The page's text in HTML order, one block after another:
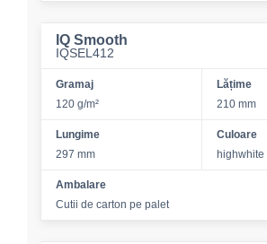
IQ Smooth
IQSEL412
Gramaj
120 g/m²
Lățime
210 mm
Lungime
297 mm
Culoare
highwhite
Ambalare
Cutii de carton pe palet